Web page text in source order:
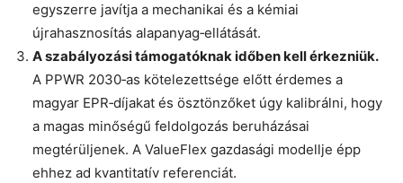
egyszerre javítja a mechanikai és a kémiai
újrahasznosítás alapanyag‑ellátását.
A szabályozási támogatóknak időben kell érkezniük.
A PPWR 2030‑as kötelezettsége előtt érdemes a
magyar EPR‑díjakat és ösztönzőket úgy kalibrálni, hogy
a magas minőségű feldolgozás beruházásai
megtérüljenek. A ValueFlex gazdasági modellje épp
ehhez ad kvantitatív referenciát.